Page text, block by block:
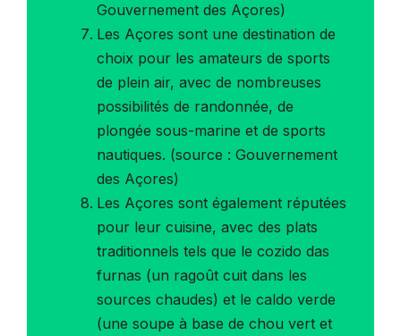
Gouvernement des Açores)
Les Açores sont une destination de
choix pour les amateurs de sports
de plein air, avec de nombreuses
possibilités de randonnée, de
plongée sous-marine et de sports
nautiques. (source : Gouvernement
des Açores)
Les Açores sont également réputées
pour leur cuisine, avec des plats
traditionnels tels que le cozido das
furnas (un ragoût cuit dans les
sources chaudes) et le caldo verde
(une soupe à base de chou vert et